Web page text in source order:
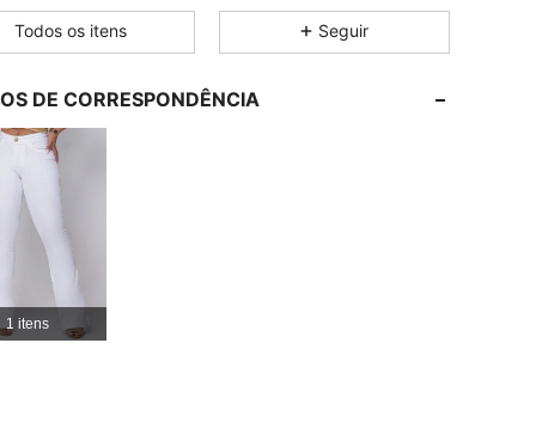
4,86
4,86
Todos os itens Seguir
DE CORRESPONDÊNCIA
1 itens